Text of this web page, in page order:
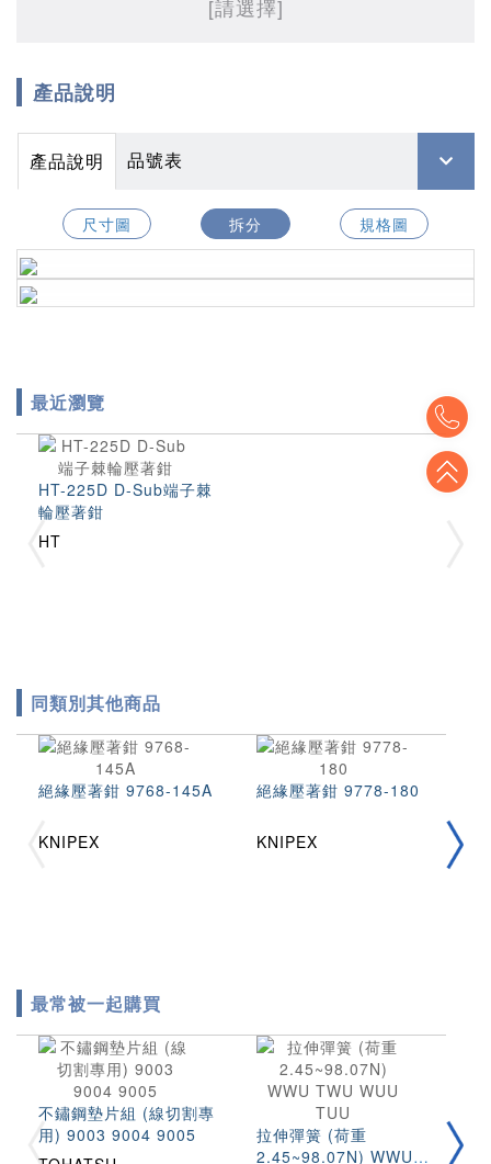
[請選擇]
產品說明
產品說明 品號表
尺寸圖 拆分 規格圖
最近瀏覽
HT-225D D-Sub端子棘
輪壓著鉗
HT
同類別其他商品
絕緣壓著鉗 9768-145A
KNIPEX
絕緣壓著鉗 9778-180
KNIPEX
最常被一起購買
不鏽鋼墊片組 (線切割專
用) 9003 9004 9005
拉伸彈簧 (荷重
2.45~98.07N) WWU